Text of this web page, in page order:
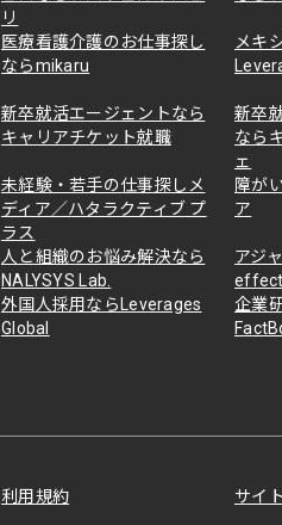
リ
医療看護介護のお仕事探し
ならmikaru
メキ
新卒就活エージェントなら
キャリアチケット就職
新卒
なら
ェ
未経験・若手の仕事探しメ
ディア／ハタラクティブ プ
ラス
障が
ア
人と組織のお悩み解決なら
NALYSYS Lab.
アジ
外国人採用ならLeverages
Global
企業
利用規約 サイ